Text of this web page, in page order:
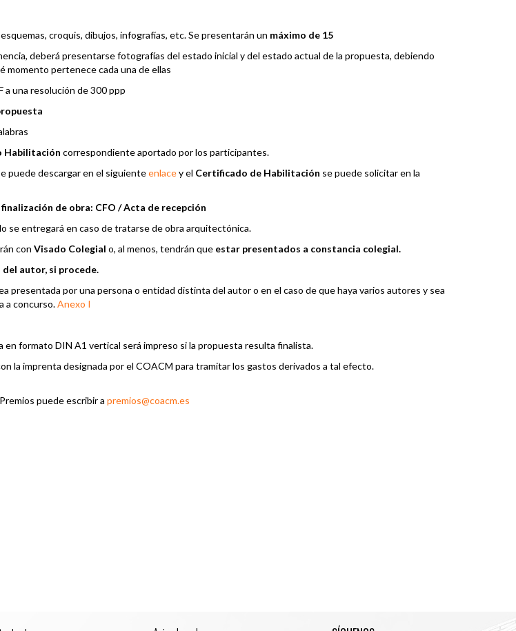
croquis, dibujos, infografías, etc. Se presentarán un máximo de 15
deberá presentarse fotografías del estado inicial y del estado actual de la propuesta, debiendo
momento pertenece cada una de ellas
a una resolución de 300 ppp
Habilitación correspondiente aportado por los participantes.
puede descargar en el siguienteenlacey el Certificado de Habilitación se puede solicitar en la
de obra: CFO / Acta de recepción
se entregará en caso de tratarse de obra arquitectónica.
con Visado Colegial o, al menos, tendrán que estar presentados a constancia colegial.
autor, si procede.
presentada por una persona o entidad distinta del autor o en el caso de que haya varios autores y sea
a concurso.Anexo I
en formato DIN A1 vertical será impreso si la propuesta resulta finalista.
la imprenta designada por el COACM para tramitar los gastos derivados a tal efecto.
puede escribir a premios@coacm.es